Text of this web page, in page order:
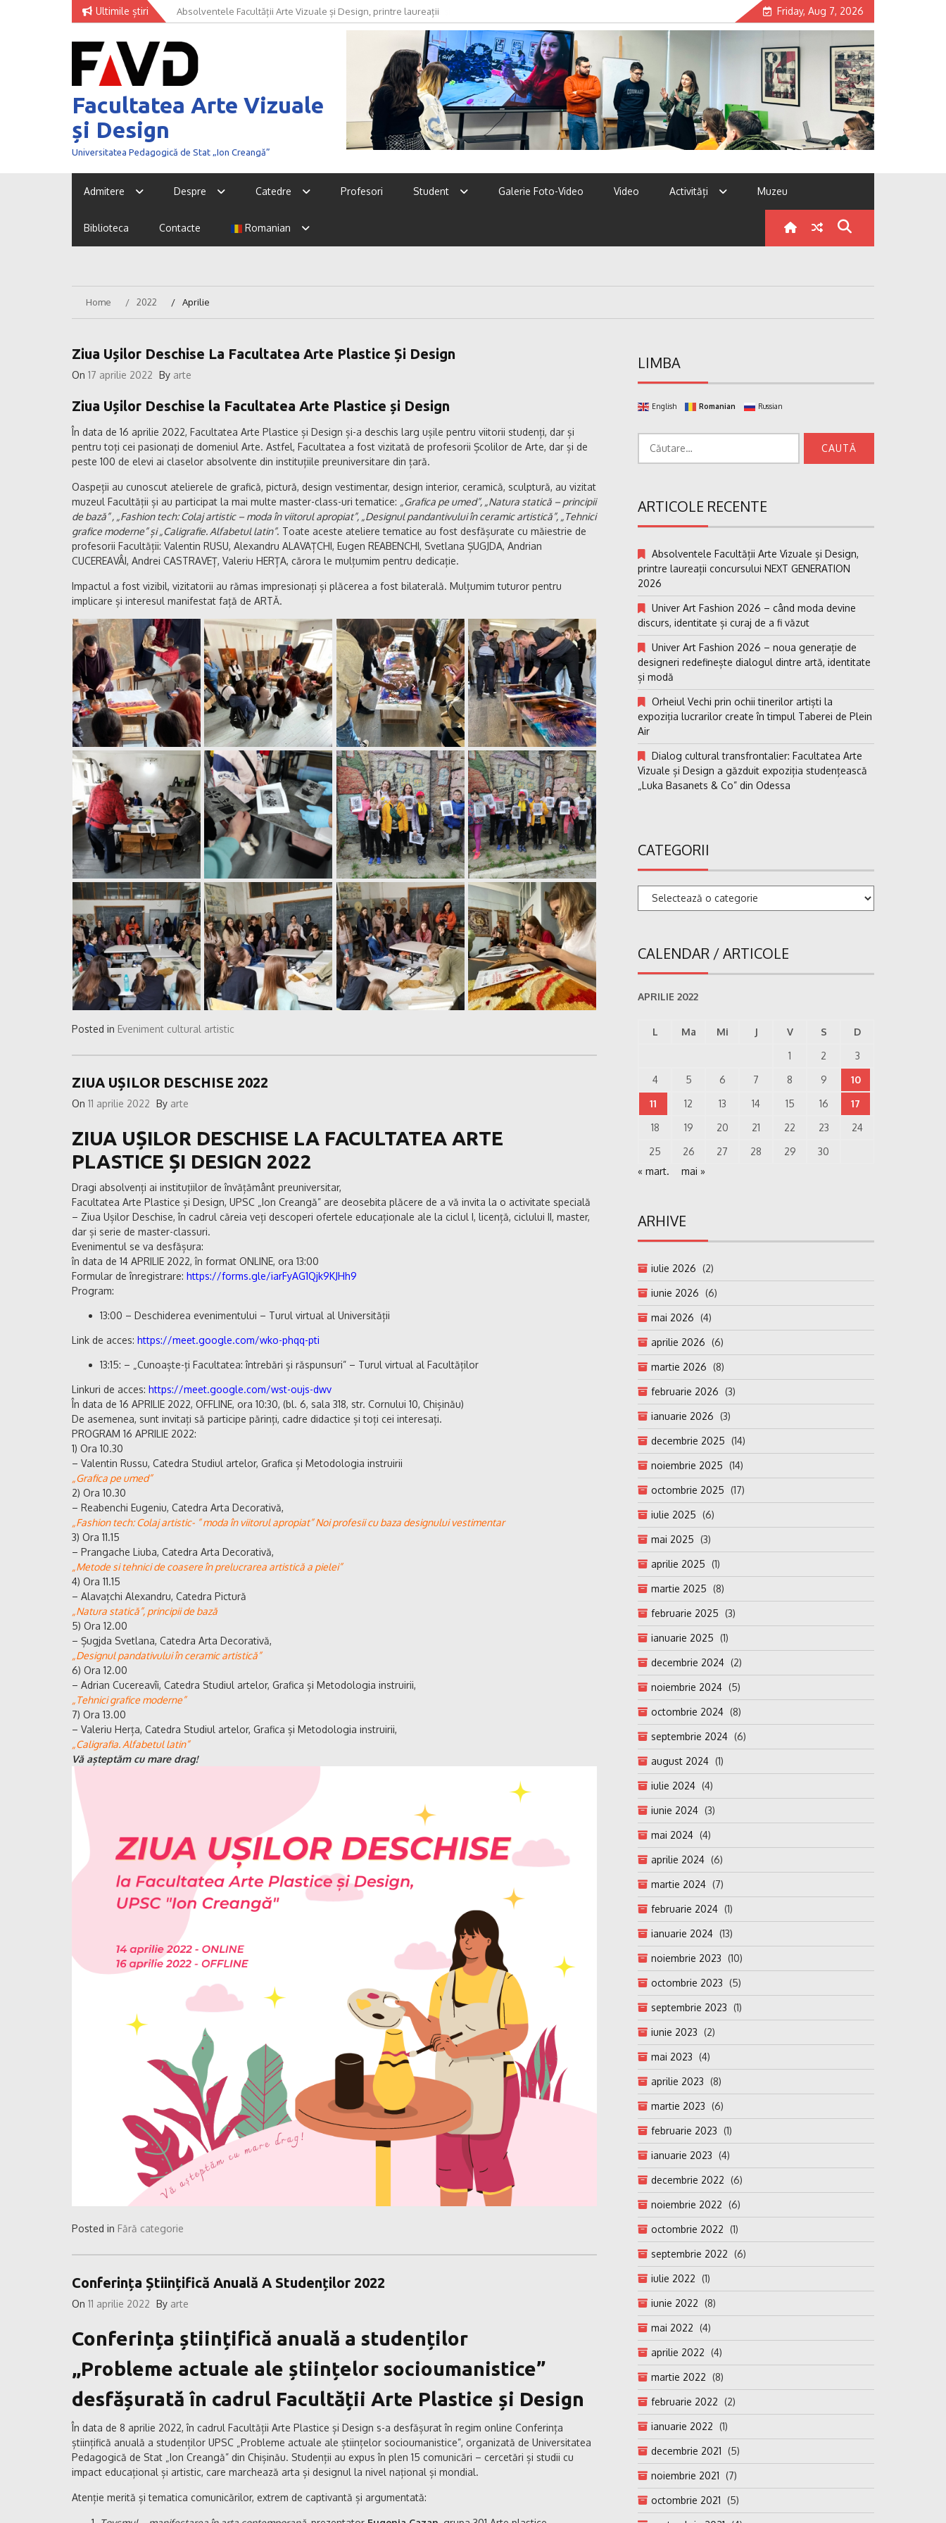
Ultimile știri
Univer Art Fashion 2026 – când moda devine discurs, identitate și
curaj de a fi văzut
Friday, Aug 7, 2026
Facultatea Arte Vizuale
și Design
Universitatea Pedagogică de Stat „Ion Creangă”
Admitere Despre Catedre Profesori Student Galerie Foto-Video Video Activități Muzeu
Biblioteca Contacte Romanian
Home 2022 Aprilie
Ziua Ușilor Deschise La Facultatea Arte Plastice Și Design
On 17 aprilie 2022 By arte
Ziua Ușilor Deschise la Facultatea Arte Plastice și Design
În data de 16 aprilie 2022, Facultatea Arte Plastice și Design și-a deschis larg ușile pentru viitorii studenți, dar și
pentru toți cei pasionați de domeniul Arte. Astfel, Facultatea a fost vizitată de profesorii Școlilor de Arte, dar și de
peste 100 de elevi ai claselor absolvente din instituțiile preuniversitare din țară.
Oaspeții au cunoscut atelierele de grafică, pictură, design vestimentar, design interior, ceramică, sculptură, au vizitat
muzeul Facultății și au participat la mai multe master-class-uri tematice: „Grafica pe umed”, „Natura statică – principii
de bază” , „Fashion tech: Colaj artistic – moda în viitorul apropiat”, „Designul pandantivului în ceramic artistică”, „Tehnici
grafice moderne” și „Caligrafie. Alfabetul latin”. Toate aceste ateliere tematice au fost desfășurate cu măiestrie de
profesorii Facultății: Valentin RUSU, Alexandru ALAVAȚCHI, Eugen REABENCHI, Svetlana ȘUGJDA, Andrian
CUCEREAVÂI, Andrei CASTRAVEȚ, Valeriu HERȚA, cărora le mulțumim pentru dedicație.
Impactul a fost vizibil, vizitatorii au rămas impresionați și plăcerea a fost bilaterală. Mulțumim tuturor pentru
implicare și interesul manifestat față de ARTĂ.
Posted in Eveniment cultural artistic
ZIUA UȘILOR DESCHISE 2022
On 11 aprilie 2022 By arte
ZIUA UȘILOR DESCHISE LA FACULTATEA ARTE
PLASTICE ȘI DESIGN 2022
Dragi absolvenți ai instituțiilor de învățământ preuniversitar,
Facultatea Arte Plastice și Design, UPSC „Ion Creangă” are deosebita plăcere de a vă invita la o activitate specială
– Ziua Ușilor Deschise, în cadrul căreia veți descoperi ofertele educaționale ale la ciclul I, licență, ciclului II, master,
dar și serie de master-classuri.
Evenimentul se va desfășura:
în data de 14 APRILIE 2022, în format ONLINE, ora 13:00
Formular de înregistrare: https://forms.gle/iarFyAG1Qjk9KJHh9
Program:
13:00 – Deschiderea evenimentului – Turul virtual al Universității
Link de acces: https://meet.google.com/wko-phqq-pti
13:15: – „Cunoaște-ți Facultatea: întrebări și răspunsuri” – Turul virtual al Facultăților
Linkuri de acces: https://meet.google.com/wst-oujs-dwv
În data de 16 APRILIE 2022, OFFLINE, ora 10:30, (bl. 6, sala 318, str. Cornului 10, Chișinău)
De asemenea, sunt invitați să participe părinți, cadre didactice și toți cei interesați.
PROGRAM 16 APRILIE 2022:
1) Ora 10.30
– Valentin Russu, Catedra Studiul artelor, Grafica și Metodologia instruirii
„Grafica pe umed”
2) Ora 10.30
– Reabenchi Eugeniu, Catedra Arta Decorativă,
„Fashion tech: Colaj artistic- ” moda în viitorul apropiat” Noi profesii cu baza designului vestimentar
3) Ora 11.15
– Prangache Liuba, Catedra Arta Decorativă,
„Metode si tehnici de coasere în prelucrarea artistică a pielei”
4) Ora 11.15
– Alavațchi Alexandru, Catedra Pictură
„Natura statică”, principii de bază
5) Ora 12.00
– Șugjda Svetlana, Catedra Arta Decorativă,
„Designul pandativului în ceramic artistică”
6) Ora 12.00
– Adrian Cucereavîi, Catedra Studiul artelor, Grafica și Metodologia instruirii,
„Tehnici grafice moderne”
7) Ora 13.00
– Valeriu Herța, Catedra Studiul artelor, Grafica și Metodologia instruirii,
„Caligrafia. Alfabetul latin”
Vă așteptăm cu mare drag!
Posted in Fără categorie
Conferința Științifică Anuală A Studenților 2022
On 11 aprilie 2022 By arte
Conferința științifică anuală a studenților
„Probleme actuale ale științelor socioumanistice”
desfășurată în cadrul Facultății Arte Plastice și Design
În data de 8 aprilie 2022, în cadrul Facultății Arte Plastice și Design s-a desfășurat în regim online Conferința
științifică anuală a studenților UPSC „Probleme actuale ale științelor socioumanistice”, organizată de Universitatea
Pedagogică de Stat „Ion Creangă” din Chișinău. Studenții au expus în plen 15 comunicări – cercetări și studii cu
impact educațional și artistic, care marchează arta și designul la nivel național și mondial.
Atenție merită și tematica comunicărilor, extrem de captivantă și argumentată:
LIMBA
English Romanian Russian
după:
ARTICOLE RECENTE
Absolventele Facultății Arte Vizuale și Design,
printre laureații concursului NEXT GENERATION
2026
Univer Art Fashion 2026 – când moda devine
discurs, identitate și curaj de a fi văzut
Univer Art Fashion 2026 – noua generație de
designeri redefinește dialogul dintre artă, identitate
și modă
Orheiul Vechi prin ochii tinerilor artiști la
expoziția lucrarilor create în timpul Taberei de Plein
Air
Dialog cultural transfrontalier: Facultatea Arte
Vizuale și Design a găzduit expoziția studențească
„Luka Basanets & Co” din Odessa
CATEGORII
Categorii
CALENDAR / ARTICOLE
APRILIE 2022
L Ma Mi J V S
D
1
2
3
4
5 6 7 8 9
10
11
12 13 14 15 16
17
18
19 20 21 22 23
24
25
26 27 28 29
30
« mart.
mai »
ARHIVE
iulie 2026 (2)
iunie 2026 (6)
mai 2026 (4)
aprilie 2026 (6)
martie 2026 (8)
februarie 2026 (3)
ianuarie 2026 (3)
decembrie 2025 (14)
noiembrie 2025 (14)
octombrie 2025 (17)
iulie 2025 (6)
mai 2025 (3)
aprilie 2025 (1)
martie 2025 (8)
februarie 2025 (3)
ianuarie 2025 (1)
decembrie 2024 (2)
noiembrie 2024 (5)
octombrie 2024 (8)
septembrie 2024 (6)
august 2024 (1)
iulie 2024 (4)
iunie 2024 (3)
mai 2024 (4)
aprilie 2024 (6)
martie 2024 (7)
februarie 2024 (1)
ianuarie 2024 (13)
noiembrie 2023 (10)
octombrie 2023 (5)
septembrie 2023 (1)
iunie 2023 (2)
mai 2023 (4)
aprilie 2023 (8)
martie 2023 (6)
februarie 2023 (1)
ianuarie 2023 (4)
decembrie 2022 (6)
noiembrie 2022 (6)
octombrie 2022 (1)
septembrie 2022 (6)
iulie 2022 (1)
iunie 2022 (8)
mai 2022 (4)
aprilie 2022 (4)
martie 2022 (8)
februarie 2022 (2)
ianuarie 2022 (1)
decembrie 2021 (5)
noiembrie 2021 (7)
octombrie 2021 (5)